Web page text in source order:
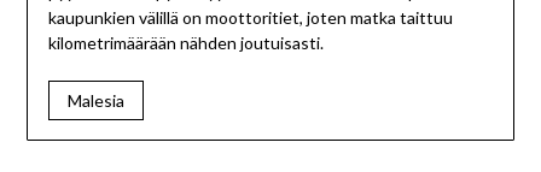
kaupunkien välillä on moottoritiet, joten matka taittuu
kilometrimäärään nähden joutuisasti.
Malesia